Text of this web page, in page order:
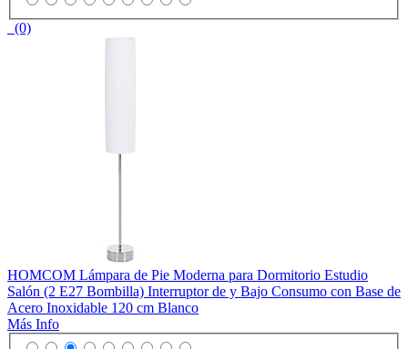
(0)
HOMCOM Lámpara de Pie Moderna para Dormitorio Estudio
Salón (2 E27 Bombilla) Interruptor de y Bajo Consumo con Base de
Acero Inoxidable 120 cm Blanco
Más Info